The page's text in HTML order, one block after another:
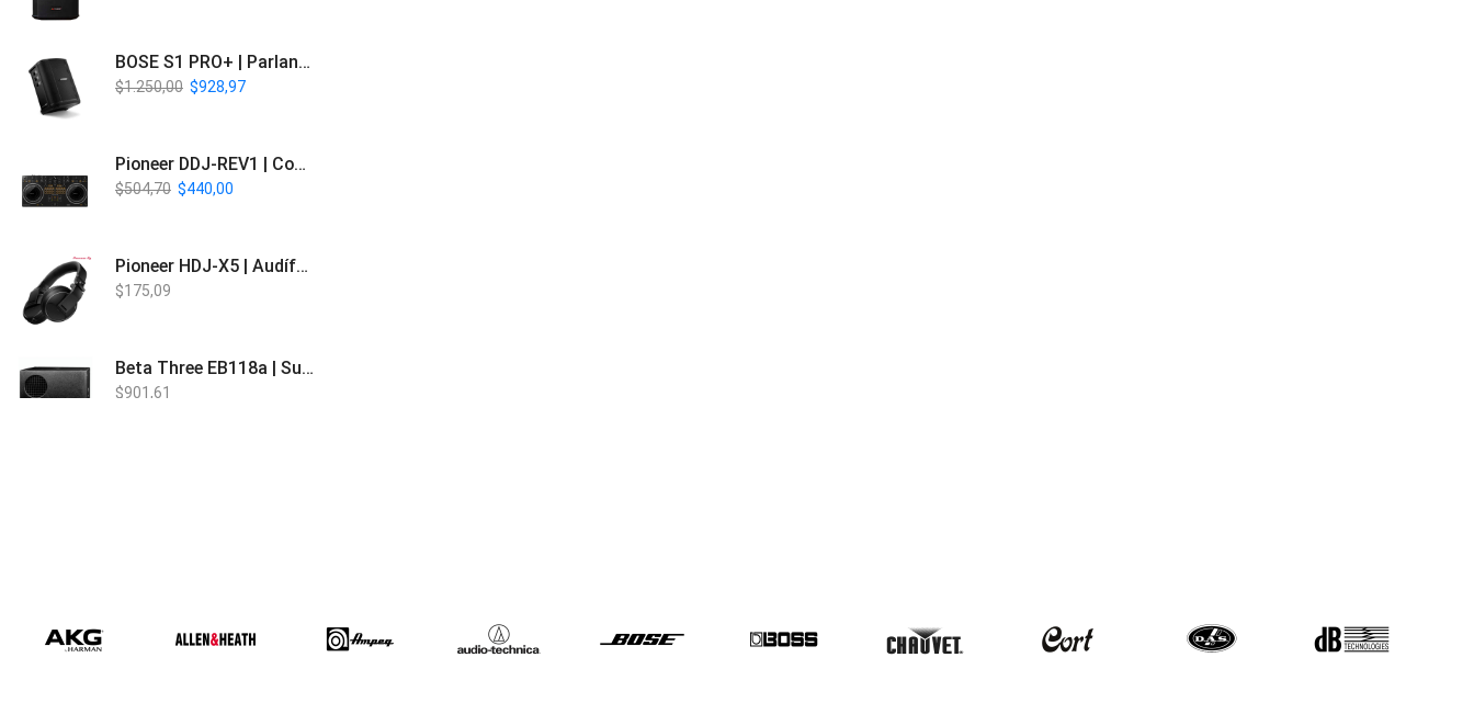
BOSE S1 PRO+ | Parlante Profesional PA Inalámbrico
$1.250,00 $928,97
Pioneer DDJ-REV1 | Controlador DJ de 2 canales estilo Scratch
$504,70 $440,00
Pioneer HDJ-X5 | Audífonos para DJ
$175,09
Beta Three EB118a | Sub Bajo Activo
$901,61